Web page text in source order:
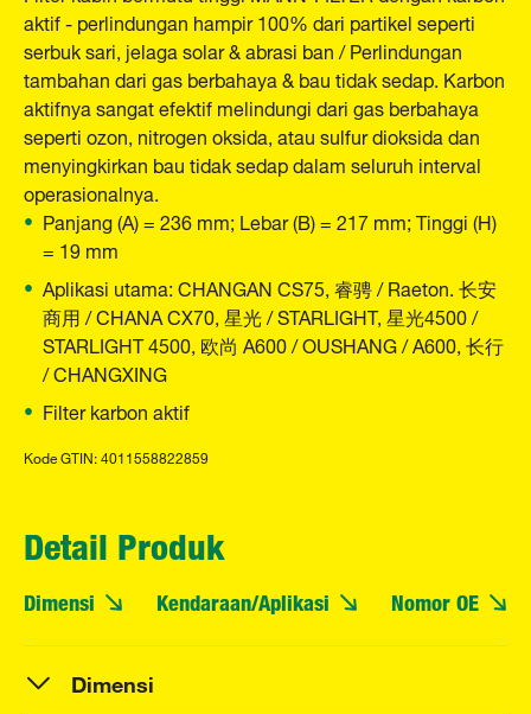
aktif - perlindungan hampir 100% dari partikel seperti
serbuk sari, jelaga solar & abrasi ban / Perlindungan
tambahan dari gas berbahaya & bau tidak sedap. Karbon
aktifnya sangat efektif melindungi dari gas berbahaya
seperti ozon, nitrogen oksida, atau sulfur dioksida dan
menyingkirkan bau tidak sedap dalam seluruh interval
operasionalnya.
Panjang (A) = 236 mm; Lebar (B) = 217 mm; Tinggi (H)
= 19 mm
Aplikasi utama: CHANGAN CS75, 睿骋 / Raeton. 长安
商用 / CHANA CX70, 星光 / STARLIGHT, 星光4500 /
STARLIGHT 4500, 欧尚 A600 / OUSHANG / A600, 长行
/ CHANGXING
Filter karbon aktif
Kode GTIN: 4011558822859
Detail Produk
Dimensi Kendaraan/Aplikasi Nomor OE
Dimensi